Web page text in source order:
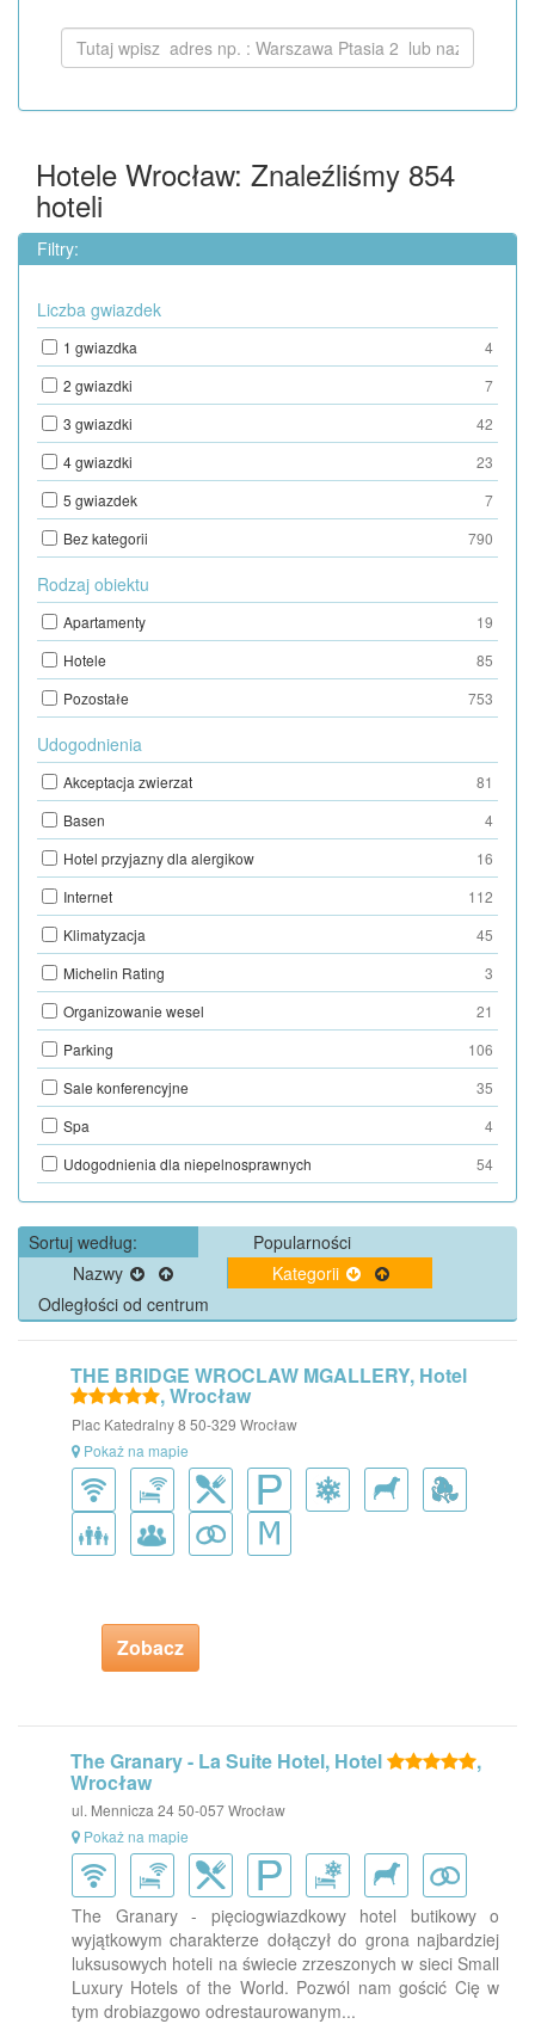
Hotele Wrocław: Znaleźliśmy 854
hoteli
Filtry:
Liczba gwiazdek
1 gwiazdka
4
2 gwiazdki
7
3 gwiazdki
42
4 gwiazdki
23
5 gwiazdek
7
Bez kategorii
790
Rodzaj obiektu
Apartamenty
19
Hotele
85
Pozostałe
753
Udogodnienia
Akceptacja zwierzat
81
Basen
4
Hotel przyjazny dla alergikow
16
Internet
112
Klimatyzacja
45
Michelin Rating
3
Organizowanie wesel
21
Parking
106
Sale konferencyjne
35
Spa
4
Udogodnienia dla niepelnosprawnych
54
Sortuj według:
Popularności
Nazwy
Kategorii
Odległości od centrum
THE BRIDGE WROCLAW MGALLERY, Hotel
, Wrocław
Plac Katedralny 8 50-329 Wrocław
Pokaż na mapie
Zobacz
The Granary - La Suite Hotel, Hotel ,
Wrocław
ul. Mennicza 24 50-057 Wrocław
Pokaż na mapie
The Granary - pięciogwiazdkowy hotel butikowy o
wyjątkowym charakterze dołączył do grona najbardziej
luksusowych hoteli na świecie zrzeszonych w sieci Small
Luxury Hotels of the World. Pozwól nam gościć Cię w
tym drobiazgowo odrestaurowanym...